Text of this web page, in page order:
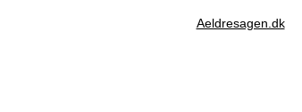
Aeldresagen.dk